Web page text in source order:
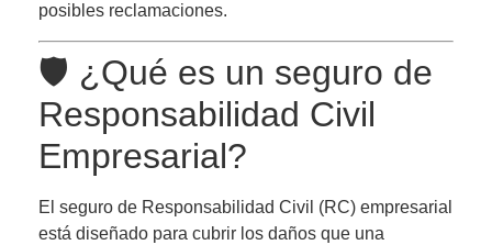
posibles reclamaciones.
🛡️ ¿Qué es un seguro de
Responsabilidad Civil
Empresarial?
El seguro de Responsabilidad Civil (RC) empresarial
está diseñado para cubrir los daños que una